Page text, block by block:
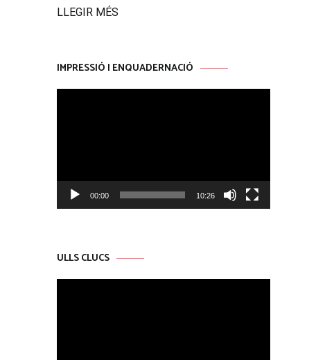
LLEGIR MÉS
IMPRESSIÓ I ENQUADERNACIÓ
00:00 10:26
ULLS CLUCS